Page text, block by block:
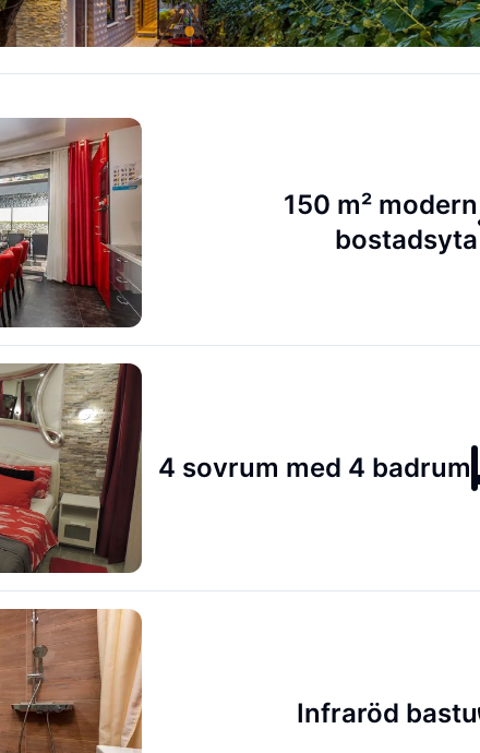
150 m² modern
bostadsyta
4 sovrum med 4 badrum
Infraröd bastu